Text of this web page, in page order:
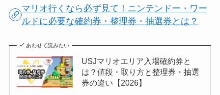
マリオ行くなら必ず見て！ニンテンドー・ワー
ルドに必要な確約券・整理券・抽選券とは？
あわせて読みたい
USJマリオエリア入場確約券と
は？値段・取り方と整理券・抽選
券の違い【2026】